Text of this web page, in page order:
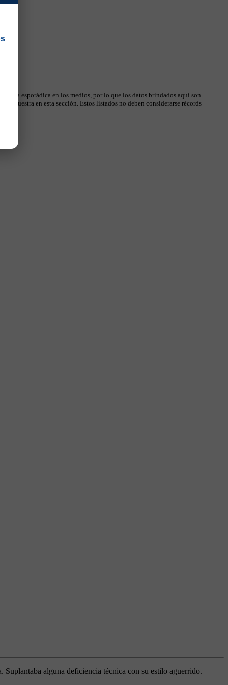
esporádica en los medios, por lo que los datos brindados aquí son
muestra en esta sección. Estos listados no deben considerarse récords
Suplantaba alguna deficiencia técnica con su estilo aguerrido.